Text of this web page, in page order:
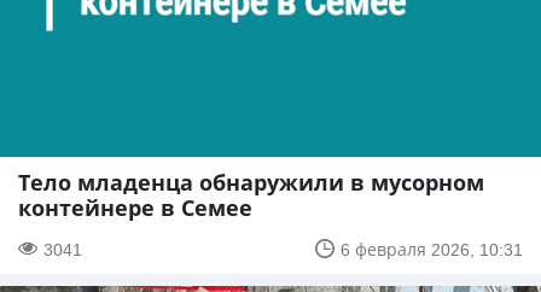
Тело младенца обнаружили в мусорном
контейнере в Семее
3041 6 февраля 2026, 10:31